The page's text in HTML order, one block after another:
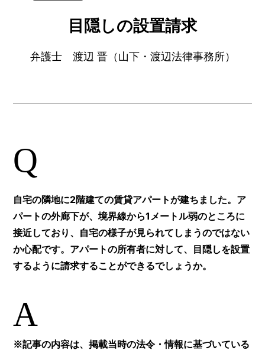
目隠しの設置請求
弁護士 渡辺 晋（山下・渡辺法律事務所）
Q
自宅の隣地に2階建ての賃貸アパートが建ちました。ア
パートの外廊下が、境界線から1メートル弱のところに
接近しており、自宅の様子が見られてしまうのではない
か心配です。アパートの所有者に対して、目隠しを設置
するように請求することができるでしょうか。
A
※記事の内容は、掲載当時の法令・情報に基づいている